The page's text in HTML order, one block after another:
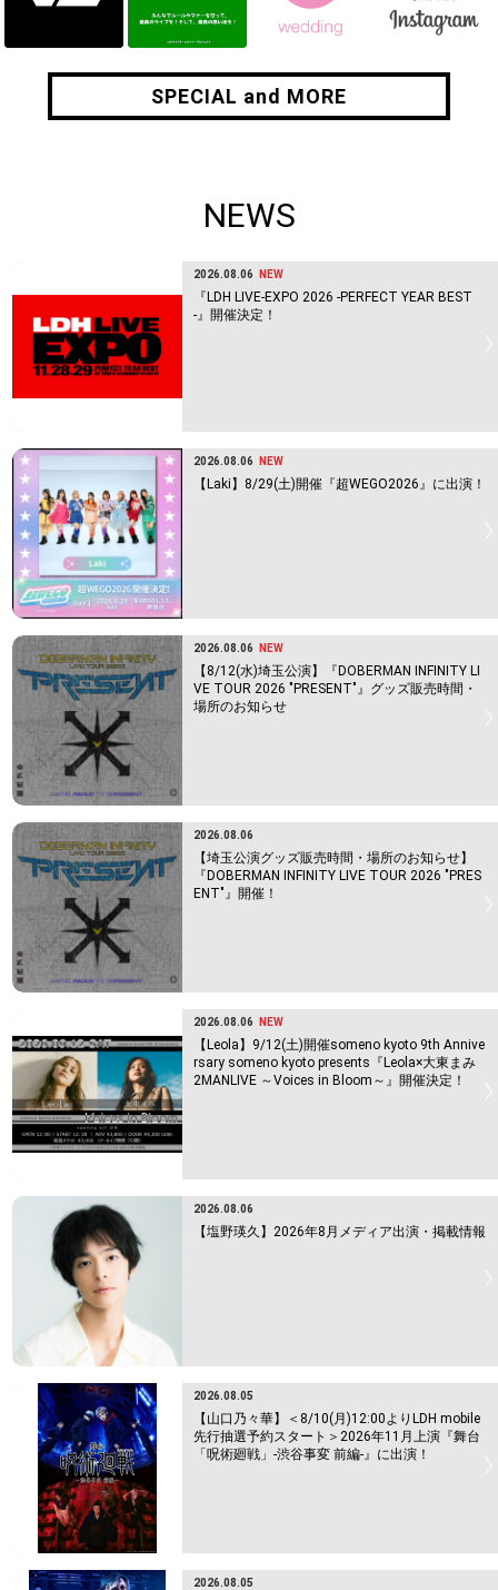
SPECIAL and MORE
SPECIAL and MORE
NEWS
2026.08.06 NEW
『LDH LIVE-EXPO 2026 -PERFECT YEAR BEST
-』開催決定！
2026.08.06 NEW
【Laki】8/29(土)開催『超WEGO2026』に出演！
2026.08.06 NEW
【8/12(水)埼玉公演】『DOBERMAN INFINITY LI
VE TOUR 2026 "PRESENT"』グッズ販売時間・
場所のお知らせ
2026.08.06
【埼玉公演グッズ販売時間・場所のお知らせ】
『DOBERMAN INFINITY LIVE TOUR 2026 "PRES
ENT"』開催！
2026.08.06 NEW
【Leola】9/12(土)開催someno kyoto 9th Annive
rsary someno kyoto presents『Leola×大東まみ
2MANLIVE ～Voices in Bloom～』開催決定！
2026.08.06
【塩野瑛久】2026年8月メディア出演・掲載情報
2026.08.05
【山口乃々華】＜8/10(月)12:00よりLDH mobile
先行抽選予約スタート＞2026年11月上演『舞台
「呪術廻戦」-渋谷事変 前編-』に出演！
2026.08.05